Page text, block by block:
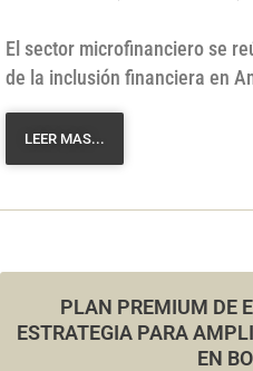
El sector microfinanciero se
de la inclusión financiera en
LEER MAS...
PLAN PREMIUM DE
ESTRATEGIA PARA
EN